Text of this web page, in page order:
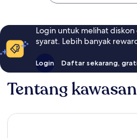
Login untuk melihat
syarat. Lebih banyak
Login Daftar sekarang,
Tentang